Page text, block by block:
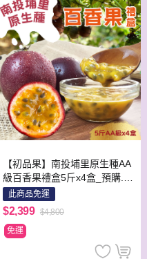
【初品果】南投埔里原生種AA
級百香果禮盒5斤x4盒_預購.周
五-周日及例假日前一天不出貨
此商品免運
$2,399 $4,800
免運